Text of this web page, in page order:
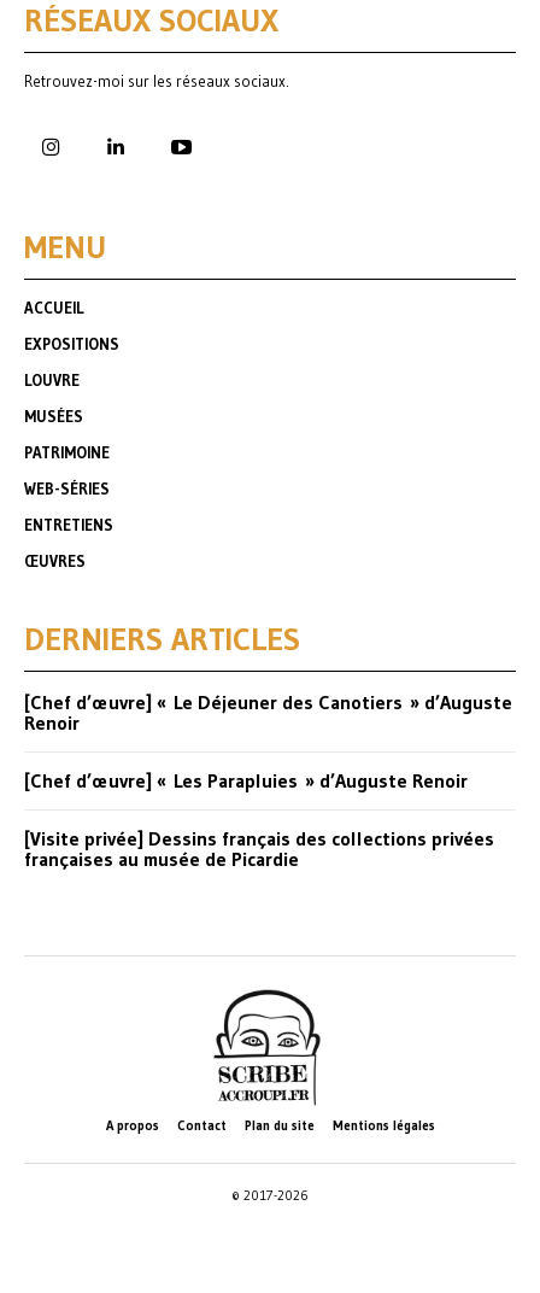
RÉSEAUX SOCIAUX
Retrouvez-moi sur les réseaux sociaux.
MENU
ACCUEIL
EXPOSITIONS
LOUVRE
MUSÉES
PATRIMOINE
WEB-SÉRIES
ENTRETIENS
ŒUVRES
DERNIERS ARTICLES
[Chef d’œuvre] « Le Déjeuner des Canotiers » d’Auguste
Renoir
[Chef d’œuvre] « Les Parapluies » d’Auguste Renoir
[Visite privée] Dessins français des collections privées
françaises au musée de Picardie
A propos Contact Plan du site Mentions légales
© 2017-2026